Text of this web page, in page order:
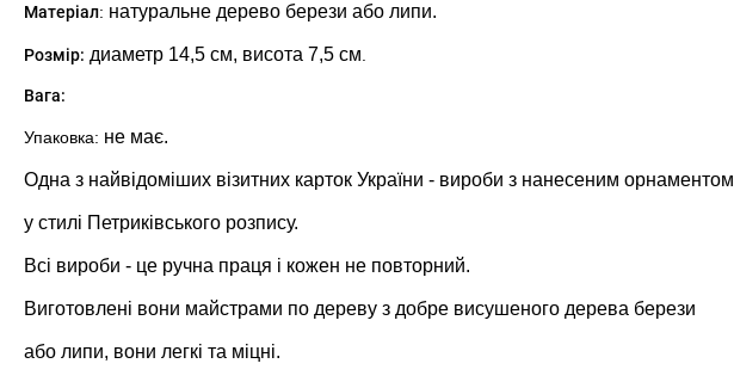
Матеріал: натуральне дерево берези або липи.
Розмір: диаметр 14,5 см, висота 7,5 см
Вага:
Упаковка: не має.
Одна з найвідоміших візитних карток України - вироби з нанесеним орнаментом
у стилі Петриківського розпису.
Всі вироби - це ручна праця і кожен не повторний.
Виготовлені вони майстрами по дереву з добре висушеного дерева берези
або липи, вони легкі та міцні.